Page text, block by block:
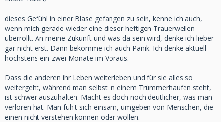
Wenn ich mit den Problemen des Alltags konfrontiert werde,
ist es ihr Mut und ihre Zuversicht, die mir jetzt fehlen und
mir wird wieder bewusst, dass ich diesen Weg bis zum
Schluss ohne sie gehen muss.
Mit dieser Vorstellung stehe ich einfach nur da, Angst und
Panik steigen in mir auf und mein Herz schlägt bis zum
Und obwohl ich tagtäglich von Menschen umgeben bin, bin
ich doch allein.
Niemand, mit dem ich meine Gedanken und Gefühle teilen
kann und der mich versteht oder es zumindest versucht.
Sie haben ihr eigenes Leben, abseits von meinem und ICH
dieses Gefühl in einer Blase gefangen zu sein, kenne ich auch,
wenn mich gerade wieder eine dieser heftigen Trauerwellen
überrollt. An meine Zukunft und was da sein wird, denke ich lieber
gar nicht erst. Dann bekomme ich auch Panik. Ich denke aktuell
höchstens ein-zwei Monate im Voraus.
Dass die anderen ihr Leben weiterleben und für sie alles so
weitergeht, während man selbst in einem Trümmerhaufen steht,
ist schwer auszuhalten. Macht es doch noch deutlicher, was man
verloren hat. Man fühlt sich einsam, umgeben von Menschen, die
einen nicht verstehen können oder wollen.